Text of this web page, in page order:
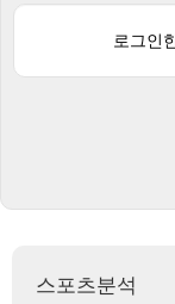
로그인
스포츠분석